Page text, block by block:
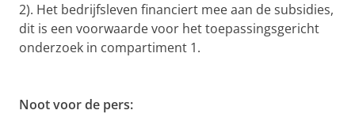
2). Het bedrijfsleven financiert mee aan de subsidies,
dit is een voorwaarde voor het toepassingsgericht
onderzoek in compartiment 1.
Noot voor de pers: